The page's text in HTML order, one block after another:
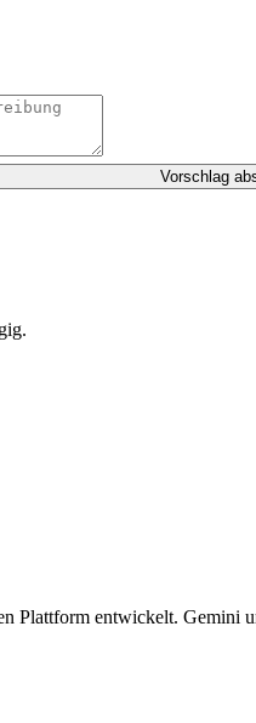
Vorschlag
Plattform entwickelt. Gemini